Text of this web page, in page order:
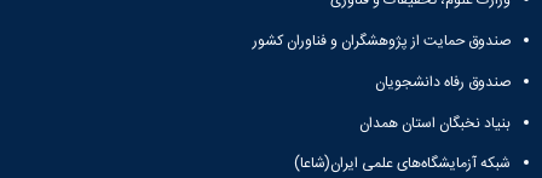
صندوق حمایت از پژوهشگران و فناوران کشور
صندوق رفاه دانشجویان
بنیاد نخبگان استان همدان
شبکه آزمایشگاه‌های علمی ایران(شاعا)